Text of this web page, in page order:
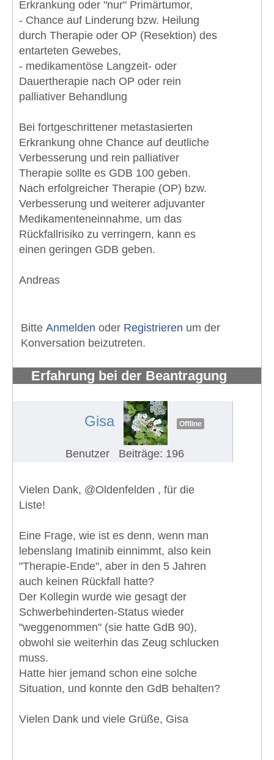
Erkrankung oder "nur" Primärtumor,
- Chance auf Linderung bzw. Heilung
durch Therapie oder OP (Resektion) des
entarteten Gewebes,
- medikamentöse Langzeit- oder
Dauertherapie nach OP oder rein
palliativer Behandlung
Bei fortgeschrittener metastasierten
Erkrankung ohne Chance auf deutliche
Verbesserung und rein palliativer
Therapie sollte es GDB 100 geben.
Nach erfolgreicher Therapie (OP) bzw.
Verbesserung und weiterer adjuvanter
Medikamenteneinnahme, um das
Rückfallrisiko zu verringern, kann es
einen geringen GDB geben.
Andreas
Bitte Anmelden oder Registrieren um der
Konversation beizutreten.
Erfahrung bei der Beantragung
Gisa Offline
Benutzer Beiträge: 196
Vielen Dank, @Oldenfelden , für die
Liste!
Eine Frage, wie ist es denn, wenn man
lebenslang Imatinib einnimmt, also kein
"Therapie-Ende", aber in den 5 Jahren
auch keinen Rückfall hatte?
Der Kollegin wurde wie gesagt der
Schwerbehinderten-Status wieder
"weggenommen" (sie hatte GdB 90),
obwohl sie weiterhin das Zeug schlucken
muss.
Hatte hier jemand schon eine solche
Situation, und konnte den GdB behalten?
Vielen Dank und viele Grüße, Gisa